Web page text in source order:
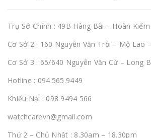
Trụ Sở Chính : 49B Hàng Bài – Hoàn
Cơ Sở 2 : 160 Nguyễn Văn Trỗi – Mộ Lao
Cơ Sở 3 : 65/640 Nguyễn Văn Cừ – Long
Hotline : 094.565.9449
Khiếu Nại : 098 9494 566
watchcarevn@gmail.com
Thứ 2 – Chủ Nhật : 8.30am – 18.30pm